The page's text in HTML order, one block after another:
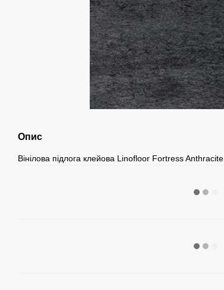
Опис
Вінілова підлога клейова Linofloor Fortress Anthracite